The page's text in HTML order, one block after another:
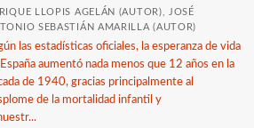
LLOPIS AGELÁN (AUTOR), JOSÉ
SEBASTIÁN AMARILLA (AUTOR)
las estadísticas oficiales, la esperanza de vida
aumentó nada menos que 12 años en la
de 1940, gracias principalmente al
de la mortalidad infantil y